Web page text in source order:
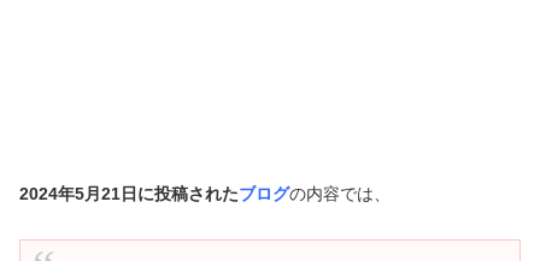
2024年5月21日に投稿されたブログの内容では、